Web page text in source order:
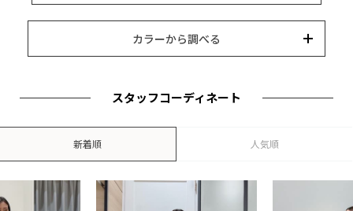
ブランド
カラーから調べる
スタッフコーディネート
新着順 人気順